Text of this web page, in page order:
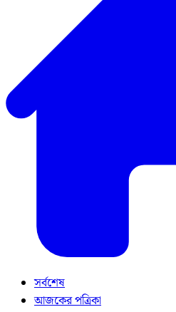
সর্বশেষ
আজকের পত্রিকা